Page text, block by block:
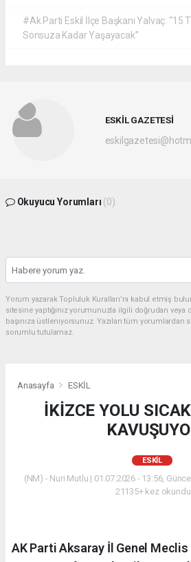
#Ak Parti Eskil İlçe Başkanı Yalvaç: “15
Sonsuza Kadar Yaşayacak”
ESKİL GAZETESİ
Okuyucu Yorumları (0)
Yorum yazarak Topluluk Kuralları’nı kabul etmiş
sitesine yaptığınız yorumunuzla ilgili doğrudan
başınıza üstleniyorsunuz. Yazılan tüm
sorumlu tutulamaz.
Anasayfa ESKİL
İKİZCE YOLU
ESKİL
(NM) - Nuri Mutlu | 01.07.2026 - 13:56,
21135+ kez okundu.
AK Parti Aksaray İl Genel